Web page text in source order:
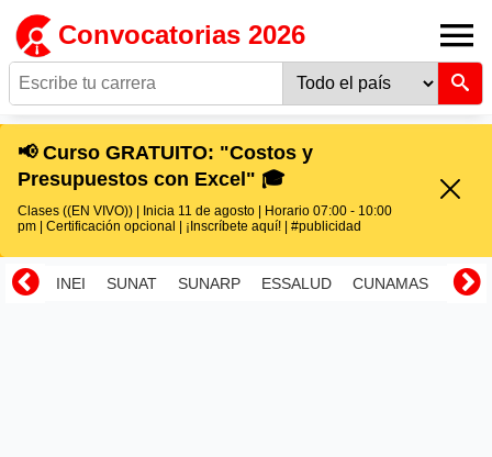
Convocatorias 2026
📢 Curso GRATUITO: "Costos y
Presupuestos con Excel" 🎓
Clases ((EN VIVO)) | Inicia 11 de agosto | Horario 07:00 - 10:00
pm | Certificación opcional | ¡Inscríbete aquí! | #publicidad
INEI SUNAT SUNARP ESSALUD CUNAMAS